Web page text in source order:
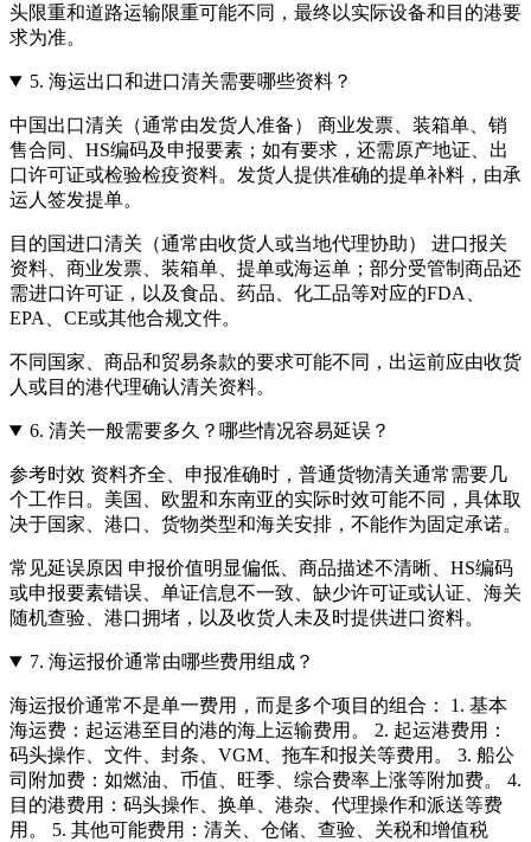
头限重和道路运输限重可能不同，最终以实际设备和目的港要
求为准。
5. 海运出口和进口清关需要哪些资料？
中国出口清关（通常由发货人准备） 商业发票、装箱单、销
售合同、HS编码及申报要素；如有要求，还需原产地证、出
口许可证或检验检疫资料。发货人提供准确的提单补料，由承
运人签发提单。
目的国进口清关（通常由收货人或当地代理协助） 进口报关
资料、商业发票、装箱单、提单或海运单；部分受管制商品还
需进口许可证，以及食品、药品、化工品等对应的FDA、
EPA、CE或其他合规文件。
不同国家、商品和贸易条款的要求可能不同，出运前应由收货
人或目的港代理确认清关资料。
6. 清关一般需要多久？哪些情况容易延误？
参考时效 资料齐全、申报准确时，普通货物清关通常需要几
个工作日。美国、欧盟和东南亚的实际时效可能不同，具体取
决于国家、港口、货物类型和海关安排，不能作为固定承诺。
常见延误原因 申报价值明显偏低、商品描述不清晰、HS编码
或申报要素错误、单证信息不一致、缺少许可证或认证、海关
随机查验、港口拥堵，以及收货人未及时提供进口资料。
7. 海运报价通常由哪些费用组成？
海运报价通常不是单一费用，而是多个项目的组合： 1. 基本
海运费：起运港至目的港的海上运输费用。 2. 起运港费用：
码头操作、文件、封条、VGM、拖车和报关等费用。 3. 船公
司附加费：如燃油、币值、旺季、综合费率上涨等附加费。 4.
目的港费用：码头操作、换单、港杂、代理操作和派送等费
用。 5. 其他可能费用：清关、仓储、查验、关税和增值税